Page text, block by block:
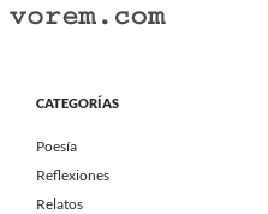
Saltar
Portal Literario Independiente
CATEGORÍAS
Poesía
Reflexiones
Relatos